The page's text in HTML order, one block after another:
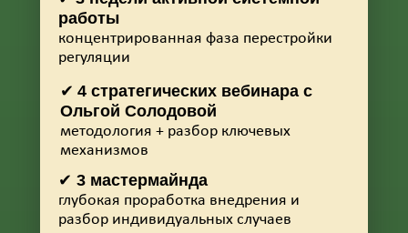
✔ 3 мастермайнда
глубокая проработка внедрения и
разбор индивидуальных случаев
✔ 4 стратегических вебинара с
Ольгой Солодовой
методология + разбор ключевых
механизмов
работы
концентрированная фаза перестройки
регуляции